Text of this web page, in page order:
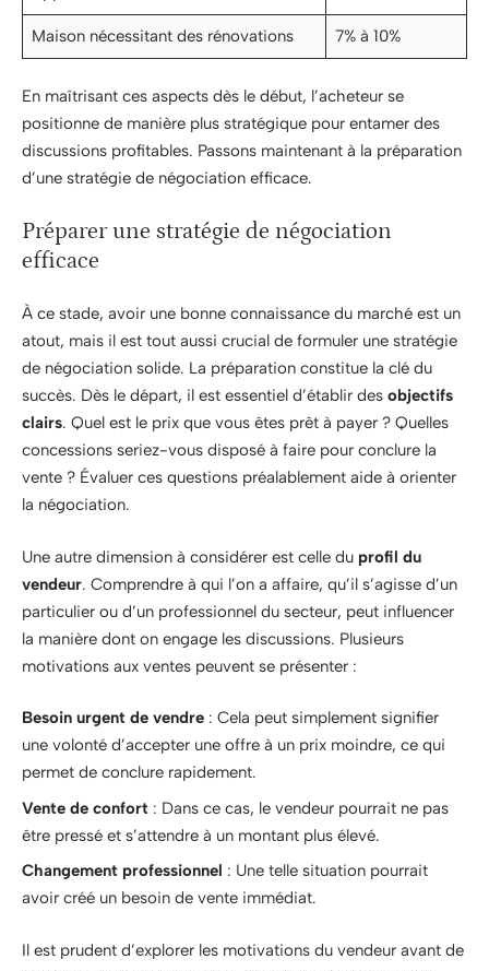
Maison nécessitant des rénovations 7% à 10%
En maîtrisant ces aspects dès le début, l’acheteur se
positionne de manière plus stratégique pour entamer des
discussions profitables. Passons maintenant à la préparation
d’une stratégie de négociation efficace.
Préparer une stratégie de négociation
efficace
À ce stade, avoir une bonne connaissance du marché est un
atout, mais il est tout aussi crucial de formuler une stratégie
de négociation solide. La préparation constitue la clé du
succès. Dès le départ, il est essentiel d’établir des objectifs
clairs. Quel est le prix que vous êtes prêt à payer ? Quelles
concessions seriez-vous disposé à faire pour conclure la
vente ? Évaluer ces questions préalablement aide à orienter
la négociation.
Une autre dimension à considérer est celle du profil du
vendeur. Comprendre à qui l’on a affaire, qu’il s’agisse d’un
particulier ou d’un professionnel du secteur, peut influencer
la manière dont on engage les discussions. Plusieurs
motivations aux ventes peuvent se présenter :
Besoin urgent de vendre : Cela peut simplement signifier
une volonté d’accepter une offre à un prix moindre, ce qui
permet de conclure rapidement.
Vente de confort : Dans ce cas, le vendeur pourrait ne pas
être pressé et s’attendre à un montant plus élevé.
Changement professionnel : Une telle situation pourrait
avoir créé un besoin de vente immédiat.
Il est prudent d’explorer les motivations du vendeur avant de